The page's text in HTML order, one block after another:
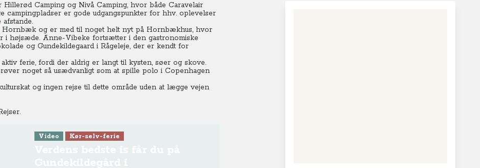
Camping og Nivå Camping, hvor både Caravelair
campingpladser er gode udgangspunkter for hhv. oplevelser
Hornbæk og er med til noget helt nyt på Hornbækhus, hvor
i højsæde. Anne-Vibeke fortsætter i den gastronomiske
og Gundekildegaard i Rågeleje, der er kendt for
ferie, fordi der aldrig er langt til kysten, søer og skove.
noget så usædvanligt som at spille polo i Copenhagen
og ingen rejse til dette område uden at lægge vejen
Video Kør-selv-ferie